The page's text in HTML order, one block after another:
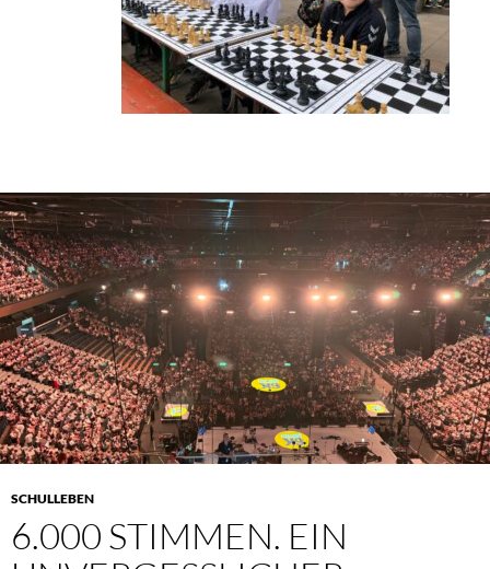
SCHULLEBEN
6.000 STIMMEN. EIN